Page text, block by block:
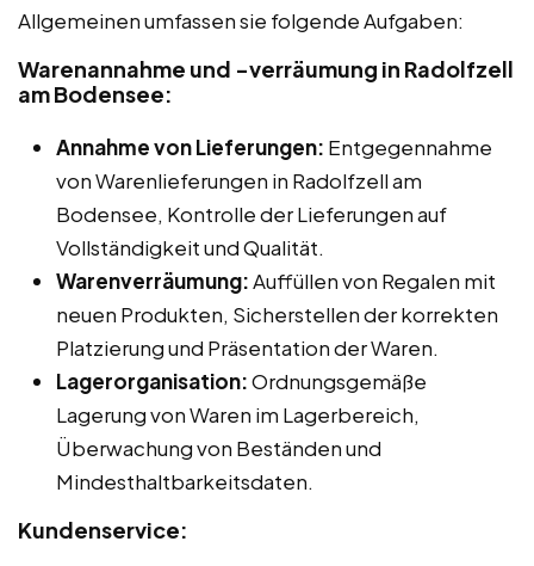
Allgemeinen umfassen sie folgende Aufgaben:
Warenannahme und -verräumung in Radolfzell
am Bodensee:
Annahme von Lieferungen: Entgegennahme
von Warenlieferungen in Radolfzell am
Bodensee, Kontrolle der Lieferungen auf
Vollständigkeit und Qualität.
Warenverräumung:Auffüllen von Regalen mit
neuen Produkten, Sicherstellen der korrekten
Platzierung und Präsentation der Waren.
Lagerorganisation:Ordnungsgemäße
Lagerung von Waren im Lagerbereich,
Überwachung von Beständen und
Mindesthaltbarkeitsdaten.
Kundenservice: